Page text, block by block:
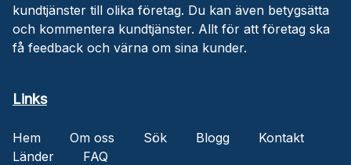
kundtjänster till olika företag. Du kan även betygsätta
och kommentera kundtjänster. Allt för att företag ska
få feedback och värna om sina kunder.
Links
Hem Om oss Sök Blogg
Kontakt
Länder
FAQ